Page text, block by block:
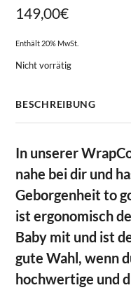
149,00€
Enthält 20% MwSt.
Nicht vorrätig
BESCHREIBUNG
In unserer
nahe bei dir und
Geborgenheit to
ist ergonomisch
Baby mit und ist
gute Wahl, wenn
hochwertige und